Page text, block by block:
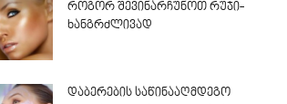
როგორ შევინარჩუნოთ რუჯი-
ხანგრძლივად
დაბერების საწინააღმდეგო